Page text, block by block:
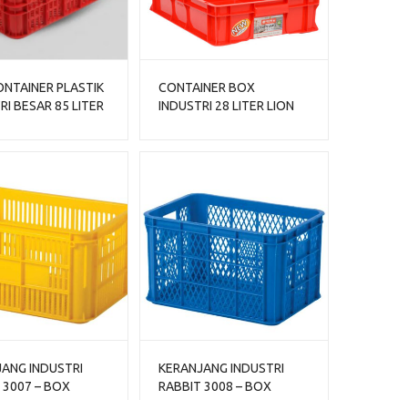
PLASTIK
BESAR 85 LITER
CONTAINER BOX
INDUSTRI 28 LITER LION
INDUSTRI
3007 – BOX
KERANJANG INDUSTRI
RABBIT 3008 – BOX